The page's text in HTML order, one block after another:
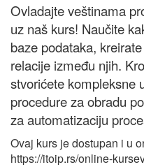
Ovladajte veštinama
uz naš kurs! Naučite
baze podataka,
relacije između njih.
stvorićete kompleksne
procedure za obradu
za automatizaciju
Ovaj kurs je dostupan i u
https://itoip.rs/online-